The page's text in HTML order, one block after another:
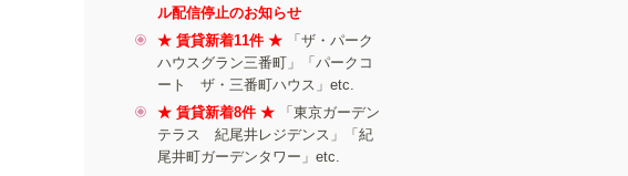
ル配信停止のお知らせ
★ 賃貸新着11件 ★
「ザ・パーク
ハウスグラン三番町」「パークコ
ート ザ・三番町ハウス」etc.
★ 賃貸新着8件 ★
「東京ガーデン
テラス 紀尾井レジデンス」「紀
尾井町ガーデンタワー」etc.